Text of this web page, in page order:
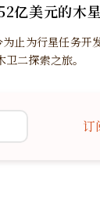
亿美元的木
止为行星任务开
二探索之旅。
订